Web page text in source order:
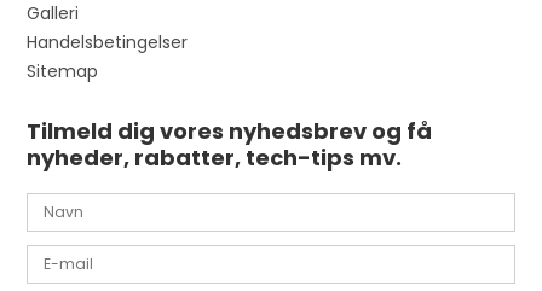
Galleri
Handelsbetingelser
Sitemap
Tilmeld dig vores nyhedsbrev og få
nyheder, rabatter, tech-tips mv.